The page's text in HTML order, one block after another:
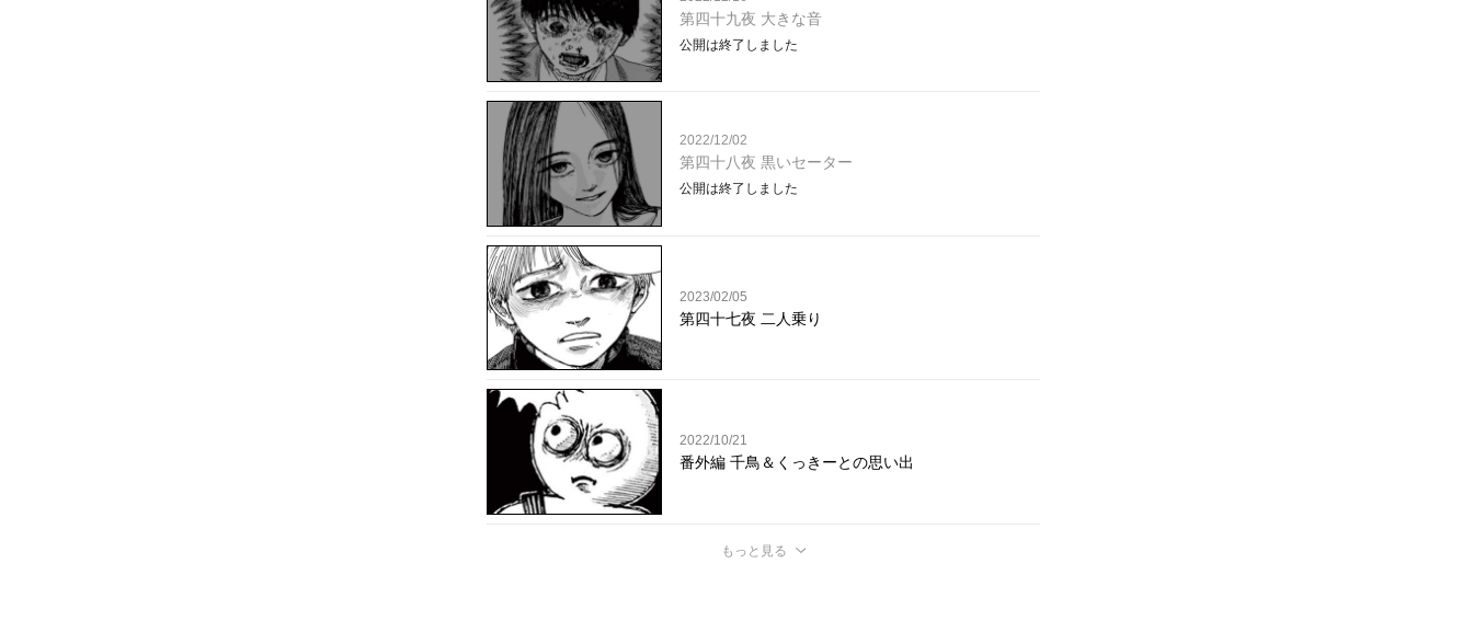
第四十九夜 大きな音
公開は終了しました
2022/12/02
第四十八夜 黒いセーター
公開は終了しました
2023/02/05
第四十七夜 二人乗り
2022/10/21
番外編 千鳥＆くっきーとの思い出
もっと見る